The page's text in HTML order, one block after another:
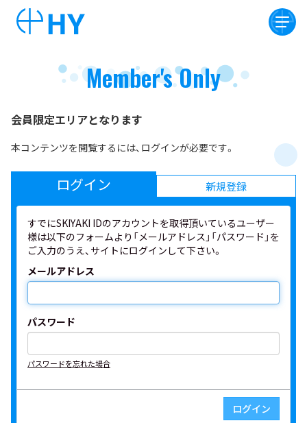
Member's Only
会員限定エリアとなります
本コンテンツを閲覧するには、ログインが必要です。
ログイン 新規登録
すでにSKIYAKI IDのアカウントを取得頂いているユーザー
様は以下のフォームより「メールアドレス」「パスワード」を
ご入力のうえ、サイトにログインして下さい。
メールアドレス
パスワード
パスワードを忘れた場合